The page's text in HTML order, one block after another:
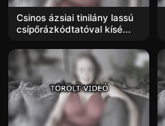
Csinos ázsiai tinilány lassú
csípőrázkódtatóval kísé...